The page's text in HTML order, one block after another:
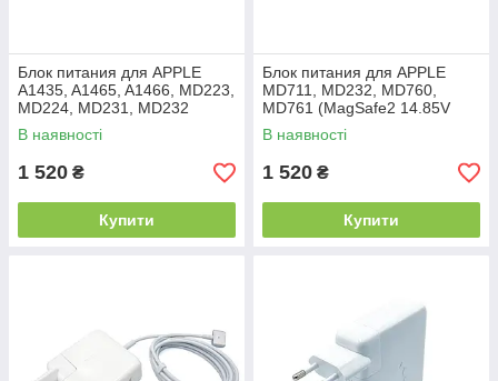
Блок питания для APPLE
A1435, A1465, A1466, MD223,
MD224, MD231, MD232
(MagSafe2 14.85V 3.05A
45W) ORIGINAL. В комплекте
В наявності
1 520 ₴
Купити
Блок питания для APPLE
MD711, MD232, MD760,
MD761 (MagSafe2 14.85V
3.05A 45W) ORIGINAL. В
комплекте вилка питания.
В наявності
1 520 ₴
Купити